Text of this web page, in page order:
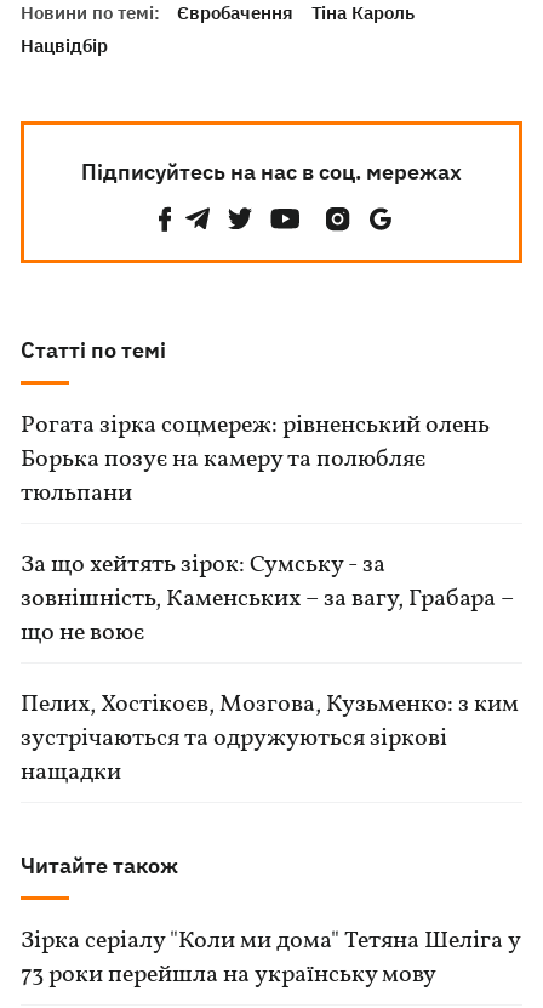
Новини по темі: Євробачення
Тіна Кароль
Нацвідбір
Підписуйтесь на нас в соц. мережах
Статті по темі
Рогата зірка соцмереж: рівненський олень
Борька позує на камеру та полюбляє
тюльпани
За що хейтять зірок: Сумську - за
зовнішність, Каменських – за вагу, Грабара –
що не воює
Пелих, Хостікоєв, Мозгова, Кузьменко: з ким
зустрічаються та одружуються зіркові
нащадки
Читайте також
Зірка серіалу "Коли ми дома" Тетяна Шеліга у
73 роки перейшла на українську мову